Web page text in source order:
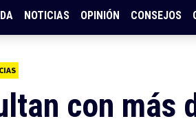
NOTICIAS OPINIÓN CONSEJOS
con más